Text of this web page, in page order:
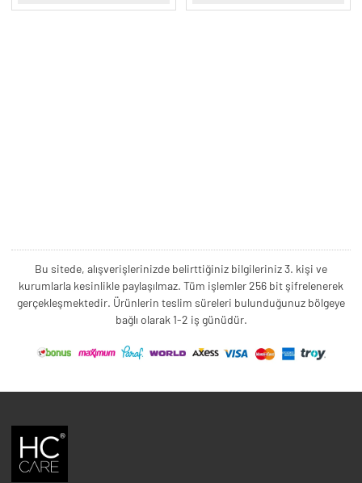
Bu sitede, alışverişlerinizde belirttiğiniz bilgileriniz 3. kişi ve
kurumlarla kesinlikle paylaşılmaz. Tüm işlemler 256 bit şifrelenerek
gerçekleşmektedir. Ürünlerin teslim süreleri bulunduğunuz bölgeye
bağlı olarak 1-2 iş günüdür.